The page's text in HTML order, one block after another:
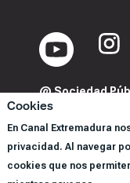
Cookies
En Canal Extremadura
privacidad. Al navegar
cookies que nos
@ Sociedad